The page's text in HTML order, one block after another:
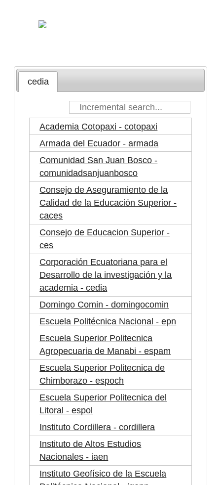
cedia
Academia Cotopaxi - cotopaxi
Armada del Ecuador - armada
Comunidad San Juan Bosco -
comunidadsanjuanbosco
Consejo de Aseguramiento de la
Calidad de la Educación Superior -
caces
Consejo de Educacion Superior -
ces
Corporación Ecuatoriana para el
Desarrollo de la investigación y la
academia - cedia
Domingo Comin - domingocomin
Escuela Politécnica Nacional - epn
Escuela Superior Politecnica
Agropecuaria de Manabi - espam
Escuela Superior Politecnica de
Chimborazo - espoch
Escuela Superior Politecnica del
Litoral - espol
Instituto Cordillera - cordillera
Instituto de Altos Estudios
Nacionales - iaen
Instituto Geofísico de la Escuela